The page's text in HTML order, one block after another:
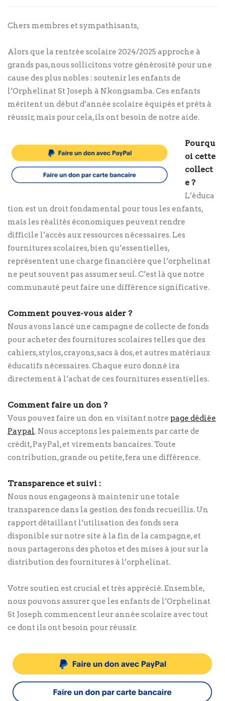
Chers membres et sympathisants,
Alors que la rentrée scolaire 2024/2025 approche à
grands pas, nous sollicitons votre générosité pour une
cause des plus nobles : soutenir les enfants de
l’Orphelinat St Joseph à Nkongsamba. Ces enfants
méritent un début d’année scolaire équipés et prêts à
réussir, mais pour cela, ils ont besoin de notre aide.
Pourqu
oi cette
collect
e ?
L’éduca
tion est un droit fondamental pour tous les enfants,
mais les réalités économiques peuvent rendre
difficile l’accès aux ressources nécessaires. Les
fournitures scolaires, bien qu’essentielles,
représentent une charge financière que l’orphelinat
ne peut souvent pas assumer seul. C’est là que notre
communauté peut faire une différence significative.
Comment pouvez-vous aider ?
Nous avons lancé une campagne de collecte de fonds
pour acheter des fournitures scolaires telles que des
cahiers, stylos, crayons, sacs à dos, et autres matériaux
éducatifs nécessaires. Chaque euro donné ira
directement à l’achat de ces fournitures essentielles.
Comment faire un don ?
Vous pouvez faire un don en visitant notre page dédiée
Paypal. Nous acceptons les paiements par carte de
crédit, PayPal, et virements bancaires. Toute
contribution, grande ou petite, fera une différence.
Transparence et suivi :
Nous nous engageons à maintenir une totale
transparence dans la gestion des fonds recueillis. Un
rapport détaillant l’utilisation des fonds sera
disponible sur notre site à la fin de la campagne, et
nous partagerons des photos et des mises à jour sur la
distribution des fournitures à l’orphelinat.
Votre soutien est crucial et très apprécié. Ensemble,
nous pouvons assurer que les enfants de l’Orphelinat
St Joseph commencent leur année scolaire avec tout
ce dont ils ont besoin pour réussir.